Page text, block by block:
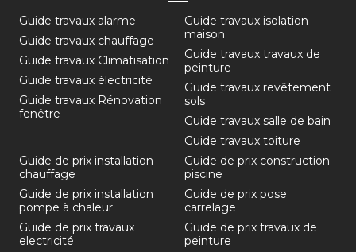
Guide travaux alarme
Guide travaux chauffage
Guide travaux Climatisation
Guide travaux électricité
Guide travaux Rénovation
fenêtre
Guide travaux isolation
maison
Guide travaux travaux de
peinture
Guide travaux revêtement
sols
Guide travaux salle de bain
Guide travaux toiture
Guide de prix installation
chauffage
Guide de prix installation
pompe à chaleur
Guide de prix travaux
electricité
Guide de prix construction
piscine
Guide de prix pose
carrelage
Guide de prix travaux de
peinture